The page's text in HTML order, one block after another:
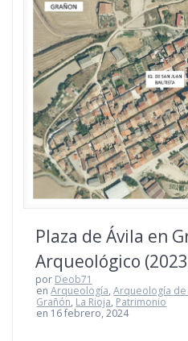
Plaza de Ávila en
Arqueológico
por Deob71
enArqueología,Arqueología de
Grañón, La Rioja, Patrimonio
en 16 febrero, 2024